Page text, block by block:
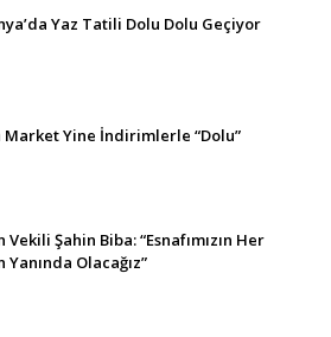
Yaz Tatili Dolu Dolu Geçiyor
Market Yine İndirimlerle “Dolu”
Vekili Şahin Biba: “Esnafımızın Her
Yanında Olacağız”